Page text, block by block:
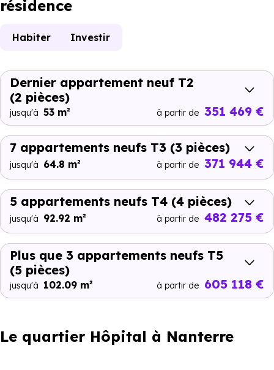
résidence
Habiter Investir
Dernier appartement neuf T2
(2 pièces)
jusqu'à 53 m² à partir de 351 469 €
7 appartements neufs T3 (3 pièces)
jusqu'à 64.8 m² à partir de 371 944 €
5 appartements neufs T4 (4 pièces)
jusqu'à 92.92 m² à partir de 482 275 €
Plus que 3 appartements neufs T5
(5 pièces)
jusqu'à 102.09 m² à partir de 605 118 €
Le quartier Hôpital à Nanterre